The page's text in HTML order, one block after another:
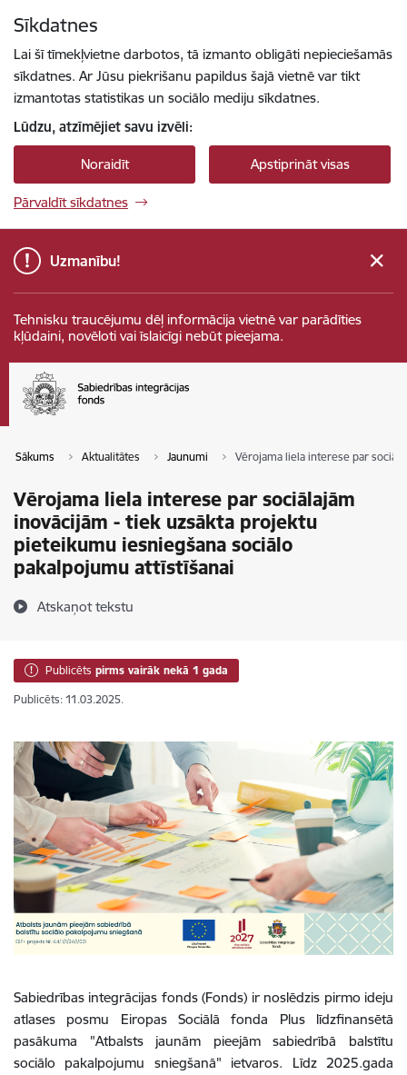
Sīkdatnes
Lai šī tīmekļvietne darbotos, tā izmanto obligāti nepieciešamās
sīkdatnes. Ar Jūsu piekrišanu papildus šajā vietnē var tikt
izmantotas statistikas un sociālo mediju sīkdatnes.
Lūdzu, atzīmējiet savu izvēli:
Noraidīt Apstiprināt visas
Pārvaldīt sīkdatnes
Uzmanību!
Tehnisku traucējumu dēļ informācija vietnē var parādīties
kļūdaini, novēloti vai īslaicīgi nebūt pieejama.
Sākums Aktualitātes Jaunumi Vērojama liela interese par
Vērojama liela interese par sociālajām
inovācijām - tiek uzsākta projektu
pieteikumu iesniegšana sociālo
pakalpojumu attīstīšanai
Atskaņot tekstu
Publicēts pirms vairāk nekā 1 gada
Publicēts: 11.03.2025.
Sabiedrības integrācijas fonds (Fonds) ir noslēdzis pirmo ideju
atlases posmu Eiropas Sociālā fonda Plus līdzfinansētā
pasākuma "Atbalsts jaunām pieejām sabiedrībā balstītu
sociālo pakalpojumu sniegšanā" ietvaros. Līdz 2025.gada